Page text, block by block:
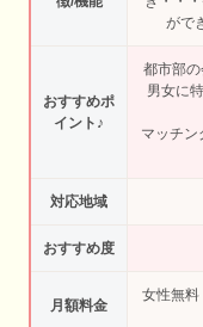
がで
おすすめポ
イント♪
都市部
男女に
マッチ
対応地域
おすすめ度
月額料金
女性無料